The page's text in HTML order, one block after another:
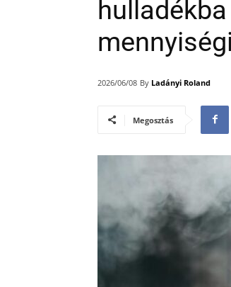
2026/06/08 By Ladányi Roland
Megosztás